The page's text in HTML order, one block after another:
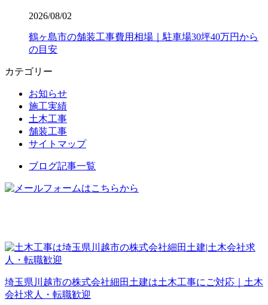
2026/08/02
鶴ヶ島市の舗装工事費用相場｜駐車場30坪40万円から
の目安
カテゴリー
お知らせ
施工実績
土木工事
舗装工事
サイトマップ
ブログ記事一覧
埼玉県川越市の株式会社細田土建は土木工事にご対応｜土木
会社求人・転職歓迎